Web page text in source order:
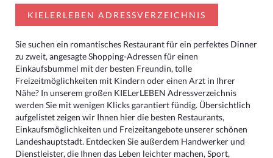
KIELERLEBEN ADRESSVERZEICHNIS
Sie suchen ein romantisches Restaurant für ein perfektes Dinner
zu zweit, angesagte Shopping-Adressen für einen
Einkaufsbummel mit der besten Freundin, tolle
Freizeitmöglichkeiten mit Kindern oder einen Arzt in Ihrer
Nähe? In unserem großen KIELerLEBEN Adressverzeichnis
werden Sie mit wenigen Klicks garantiert fündig. Übersichtlich
aufgelistet zeigen wir Ihnen hier die besten Restaurants,
Einkaufsmöglichkeiten und Freizeitangebote unserer schönen
Landeshauptstadt. Entdecken Sie außerdem Handwerker und
Dienstleister, die Ihnen das Leben leichter machen, Sport,